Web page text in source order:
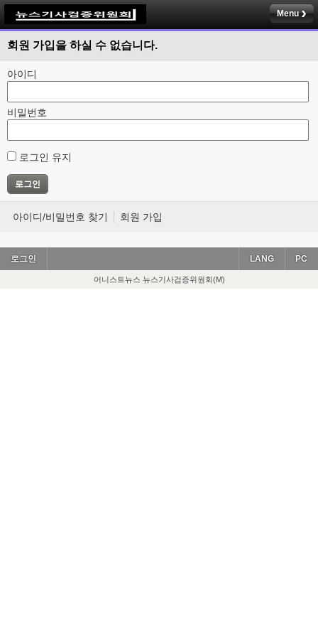
Menu
회원 가입을 하실 수 없습니다.
아이디
비밀번호
로그인 유지
아이디/비밀번호 찾기 회원 가입
로그인 PC
LANG
어니스트뉴스 뉴스기사검증위원회(M)